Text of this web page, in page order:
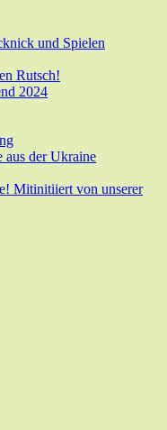
und Spielen
Rutsch!
2024
aus der Ukraine
Mitinitiiert von unserer